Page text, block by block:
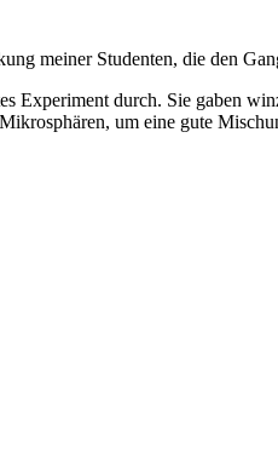
meiner Studenten, die den
Experiment durch. Sie gaben
um eine gute